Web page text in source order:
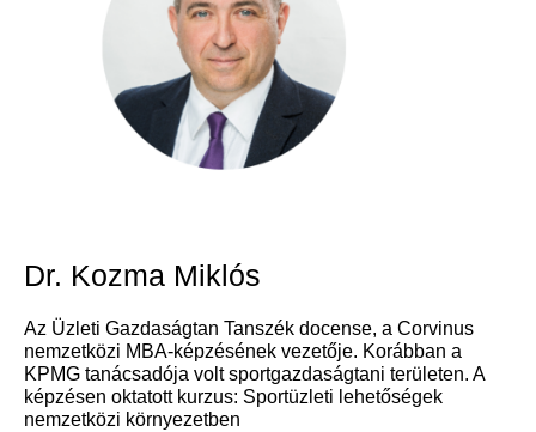
Dr. Kozma Miklós
Az Üzleti Gazdaságtan Tanszék docense, a Corvinus
nemzetközi MBA-képzésének vezetője. Korábban a
KPMG tanácsadója volt sportgazdaságtani területen. A
képzésen oktatott kurzus: Sportüzleti lehetőségek
nemzetközi környezetben